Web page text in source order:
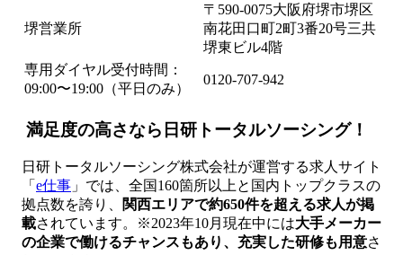
堺営業所
〒590-0075大阪府堺市堺区
南花田口町2町3番20号三共
堺東ビル4階
専用ダイヤル受付時間：
09:00〜19:00（平日のみ）
0120-707-942
満足度の高さなら日研トータルソーシング！
日研トータルソーシング株式会社が運営する求人サイト
「 e仕事 」では、全国160箇所以上と国内トップクラスの
拠点数を誇り、
関西エリアで約650件を超える求人が掲
載されています。※2023年10月現在中には大手メーカー
の企業で働けるチャンスもあり、充実した研修も用意さ